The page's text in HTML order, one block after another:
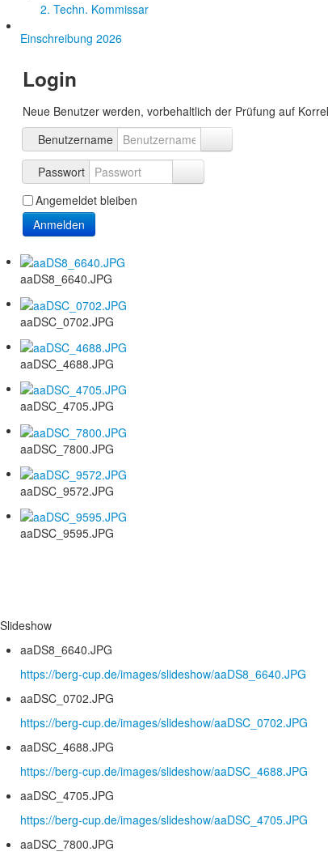
2. Techn. Kommissar
Einschreibung 2026
Login
Neue Benutzer werden, vorbehaltlich der Prüfung auf
Benutzername
Passwort
Angemeldet bleiben
Anmelden
aaDS8_6640.JPG
aaDSC_0702.JPG
aaDSC_4688.JPG
aaDSC_4705.JPG
aaDSC_7800.JPG
aaDSC_9572.JPG
aaDSC_9595.JPG
Slideshow
aaDS8_6640.JPG
https://berg-cup.de/images/slideshow/aaDS8_6640.JPG
aaDSC_0702.JPG
https://berg-cup.de/images/slideshow/aaDSC_0702.JPG
aaDSC_4688.JPG
https://berg-cup.de/images/slideshow/aaDSC_4688.JPG
aaDSC_4705.JPG
https://berg-cup.de/images/slideshow/aaDSC_4705.JPG
aaDSC_7800.JPG